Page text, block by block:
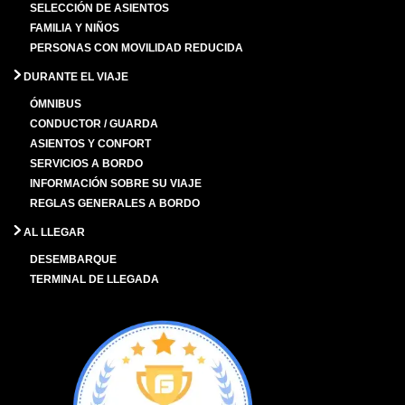
SELECCIÓN DE ASIENTOS
FAMILIA Y NIÑOS
PERSONAS CON MOVILIDAD REDUCIDA
DURANTE EL VIAJE
ÓMNIBUS
CONDUCTOR / GUARDA
ASIENTOS Y CONFORT
SERVICIOS A BORDO
INFORMACIÓN SOBRE SU VIAJE
REGLAS GENERALES A BORDO
AL LLEGAR
DESEMBARQUE
TERMINAL DE LLEGADA